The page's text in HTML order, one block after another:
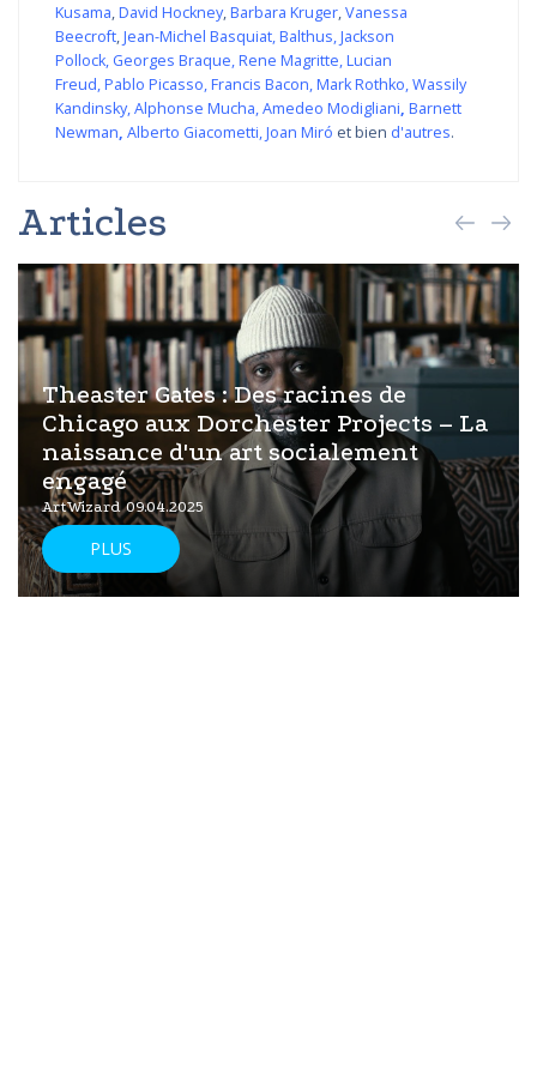
Kusama,David Hockney,Barbara Kruger,Vanessa
Beecroft,Jean-Michel Basquiat,Balthus,Jackson
Pollock, Georges Braque,Rene Magritte,Lucian
Freud,Pablo Picasso,Francis Bacon,Mark Rothko,Wassily
Kandinsky,Alphonse Mucha,Amedeo Modigliani, Barnett
Newman, Alberto Giacometti,Joan Miró et bien d'autres.
Articles
Theaster Gates : Des racines de
Chicago aux Dorchester Projects – La
naissance d'un art socialement
engagé
ArtWizard 09.04.2025
PLUS